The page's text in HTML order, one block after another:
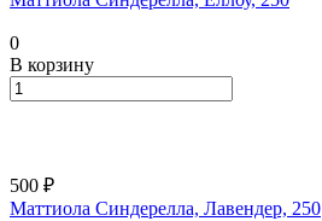
0
В корзину
500 ₽
Маттиола Синдерелла, Лавендер, 250